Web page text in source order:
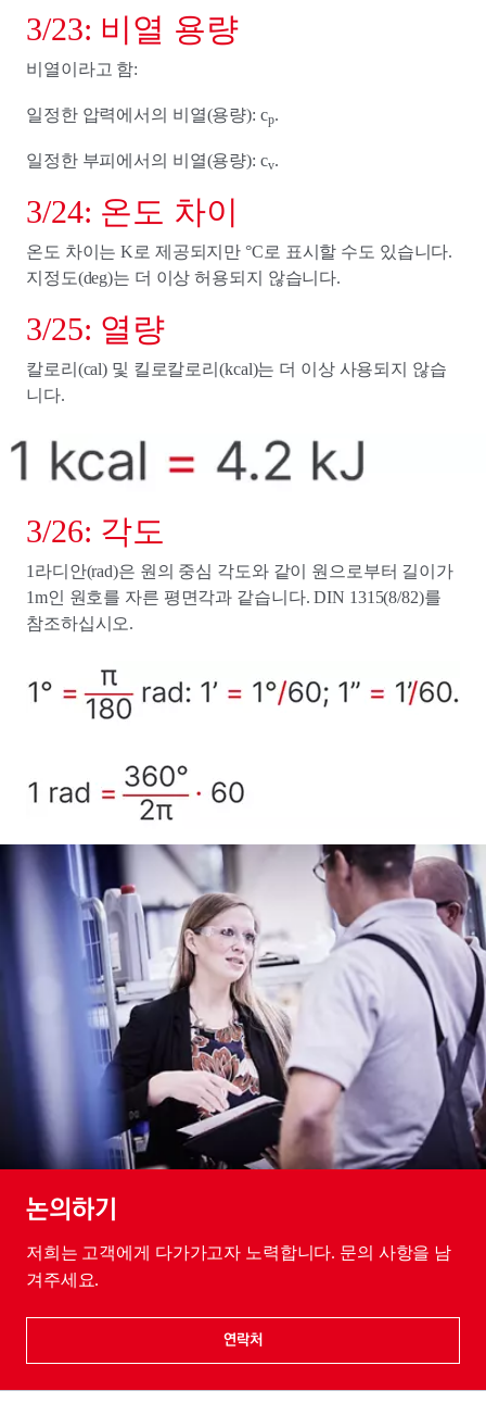
3/23: 비열 용량
비열이라고 함:
일정한 압력에서의 비열(용량): cp.
일정한 부피에서의 비열(용량): cv.
3/24: 온도 차이
온도 차이는 K로 제공되지만 °C로 표시할 수도 있습니다.
지정도(deg)는 더 이상 허용되지 않습니다.
3/25: 열량
칼로리(cal) 및 킬로칼로리(kcal)는 더 이상 사용되지 않습
니다.
3/26: 각도
1라디안(rad)은 원의 중심 각도와 같이 원으로부터 길이가
1m인 원호를 자른 평면각과 같습니다. DIN 1315(8/82)를
참조하십시오.
논의하기
저희는 고객에게 다가가고자 노력합니다. 문의 사항을 남
겨주세요.
연락처